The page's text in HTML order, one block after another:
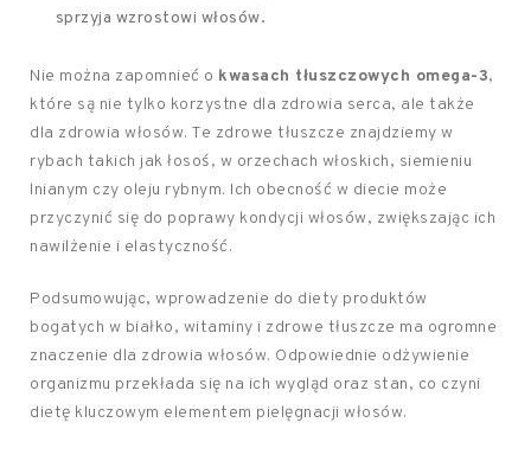
sprzyja wzrostowi włosów.
Nie można zapomnieć o kwasach tłuszczowych omega-3,
które są nie tylko korzystne dla zdrowia serca, ale także
dla zdrowia włosów. Te zdrowe tłuszcze znajdziemy w
rybach takich jak łosoś, w orzechach włoskich, siemieniu
lnianym czy oleju rybnym. Ich obecność w diecie może
przyczynić się do poprawy kondycji włosów, zwiększając ich
nawilżenie i elastyczność.
Podsumowując, wprowadzenie do diety produktów
bogatych w białko, witaminy i zdrowe tłuszcze ma ogromne
znaczenie dla zdrowia włosów. Odpowiednie odżywienie
organizmu przekłada się na ich wygląd oraz stan, co czyni
dietę kluczowym elementem pielęgnacji włosów.